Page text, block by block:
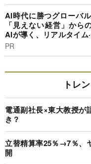
AI時代に勝つグローバ
「見えない経営」から
AIが導く、リアルタイム
PR
トレ
電通副社長×東大教授が
き？
立替精算率25％→7％、
開